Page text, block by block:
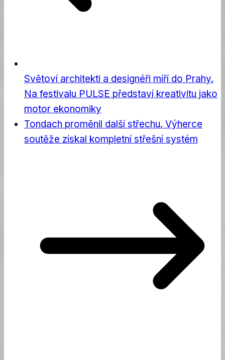
Světoví architekti a designéři míří do Prahy.
Na festivalu PULSE představí kreativitu jako
motor ekonomiky
Tondach proměnil další střechu. Výherce
soutěže získal kompletní střešní systém